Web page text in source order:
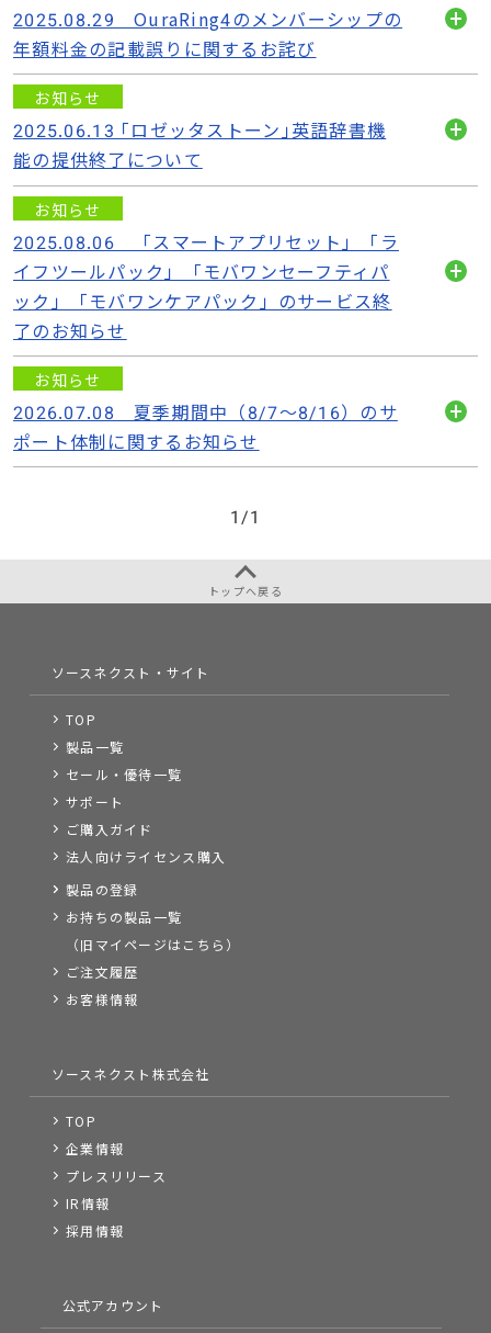
2025.08.29 OuraRing4のメンバーシップの
年額料金の記載誤りに関するお詫び
く
お知らせ
2025.06.13 ｢ロゼッタストーン｣英語辞書機
能の提供終了について
く
お知らせ
2025.08.06 「スマートアプリセット」「ラ
イフツールパック」「モバワンセーフティパ
ック」「モバワンケアパック」のサービス終
了のお知らせ
お知らせ
2026.07.08 夏季期間中（8/7～8/16）のサ
ポート体制に関するお知らせ
く
1/1
トップへ戻る
ソースネクスト・サイト
TOP
製品一覧
セール・優待一覧
サポート
ご購入ガイド
法人向けライセンス購入
製品の登録
お持ちの製品一覧
（旧マイページはこちら）
ご注文履歴
お客様情報
ソースネクスト株式会社
TOP
企業情報
プレスリリース
IR情報
採用情報
公式アカウント